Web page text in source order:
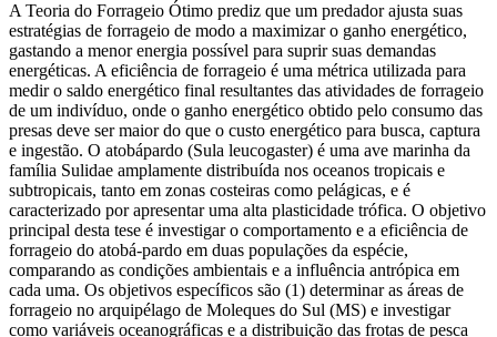
A Teoria do Forrageio Ótimo prediz que um predador ajusta suas
estratégias de forrageio de modo a maximizar o ganho energético,
gastando a menor energia possível para suprir suas demandas
energéticas. A eficiência de forrageio é uma métrica utilizada para
medir o saldo energético final resultantes das atividades de forrageio
de um indivíduo, onde o ganho energético obtido pelo consumo das
presas deve ser maior do que o custo energético para busca, captura
e ingestão. O atobápardo (Sula leucogaster) é uma ave marinha da
família Sulidae amplamente distribuída nos oceanos tropicais e
subtropicais, tanto em zonas costeiras como pelágicas, e é
caracterizado por apresentar uma alta plasticidade trófica. O objetivo
principal desta tese é investigar o comportamento e a eficiência de
forrageio do atobá-pardo em duas populações da espécie,
comparando as condições ambientais e a influência antrópica em
cada uma. Os objetivos específicos são (1) determinar as áreas de
forrageio no arquipélago de Moleques do Sul (MS) e investigar
como variáveis oceanográficas e a distribuição das frotas de pesca